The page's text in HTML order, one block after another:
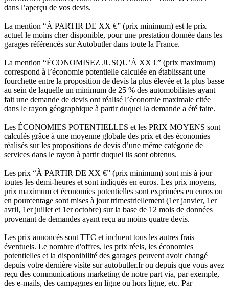
dans l’aperçu de vos devis.
La mention “À PARTIR DE XX €” (prix minimum) est le prix
actuel le moins cher disponible, pour une prestation donnée dans les
garages référencés sur Autobutler dans toute la France.
La mention “ÉCONOMISEZ JUSQU’À XX €” (prix maximum)
correspond à l’économie potentielle calculée en établissant une
fourchette entre la proposition de devis la plus élevée et la plus basse
au sein de laquelle un minimum de 25 % des automobilistes ayant
fait une demande de devis ont réalisé l’économie maximale citée
dans le rayon géographique à partir duquel la demande a été faite.
Les ÉCONOMIES POTENTIELLES et les PRIX MOYENS sont
calculés grâce à une moyenne globale des prix et des économies
réalisés sur les propositions de devis d’une même catégorie de
services dans le rayon à partir duquel ils sont obtenus.
Les prix “À PARTIR DE XX €” (prix minimum) sont mis à jour
toutes les demi-heures et sont indiqués en euros. Les prix moyens,
prix maximum et économies potentielles sont exprimées en euros ou
en pourcentage sont mises à jour trimestriellement (1er janvier, 1er
avril, 1er juillet et 1er octobre) sur la base de 12 mois de données
provenant de demandes ayant reçu au moins quatre devis.
Les prix annoncés sont TTC et incluent tous les autres frais
éventuels. Le nombre d'offres, les prix réels, les économies
potentielles et la disponibilité des garages peuvent avoir changé
depuis votre dernière visite sur autobutler.fr ou depuis que vous avez
reçu des communications marketing de notre part via, par exemple,
des e-mails, des campagnes en ligne ou hors ligne, etc. Par